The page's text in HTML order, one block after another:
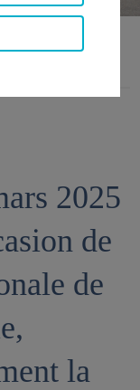
2025
de
de
la